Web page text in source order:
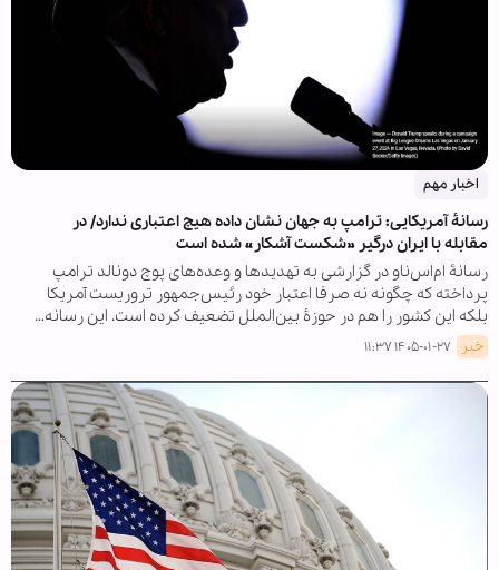
اخبار مهم
رسانۀ آمریکایی: ترامپ به جهان نشان داده هیچ اعتباری ندارد/ در
مقابله با ایران درگیر »شکست آشکار« شده است
رسانۀ ام‌اس‌ناو در گزارشی به تهدیدها و وعده‌های پوچ دونالد ترامپ
پرداخته که چگونه نه صرفا اعتبار خود رئیس‌جمهور تروریست آمریکا
بلکه این کشور را هم در حوزۀ بین‌الملل تضعیف کرده است. این رسانه…
خبر ۱۴۰۵-۰۱-۲۷ ۱۱:۳۷